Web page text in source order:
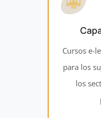
Cursos e-
para los
los